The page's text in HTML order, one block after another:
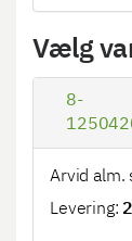
Vælg
8-
Arvid alm.
Levering: